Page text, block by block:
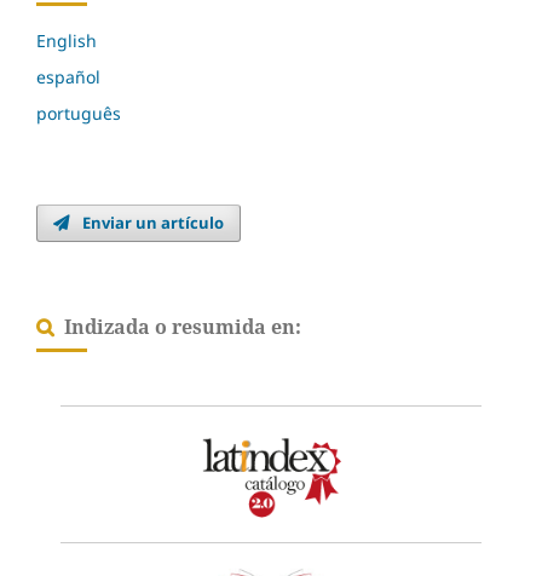
English
español
português
Enviar un artículo
Indizada o resumida en: